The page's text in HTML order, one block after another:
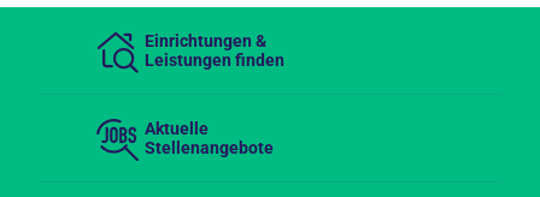
Einrichtungen &
Leistungen finden
Aktuelle
Stellenangebote